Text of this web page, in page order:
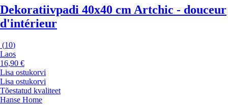
Dekoratiivpadi 40x40 cm Artchic - douceur
d'intérieur
(10)
Laos
16,90 €
Lisa ostukorvi
Lisa ostukorvi
Tõestatud kvaliteet
Hanse Home